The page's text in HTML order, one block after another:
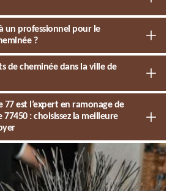
un professionnel pour le
?
de cheminée dans la ville de
77 est l’expert en ramonage de
77450 : choisissez la meilleure